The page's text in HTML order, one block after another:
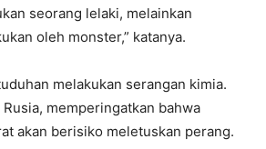
seorang lelaki, melainkan
oleh monster,” katanya.
melakukan serangan kimia.
memperingatkan bahwa
akan berisiko meletuskan perang.